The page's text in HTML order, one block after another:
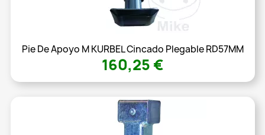
Pie De Apoyo M KURBEL Cincado Plegable RD57MM
160,25 €